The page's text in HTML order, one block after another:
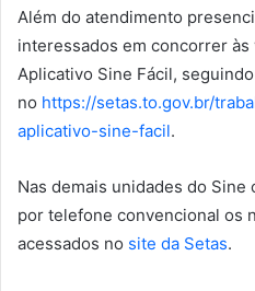
Além do atendimento
interessados em concorrer às
Aplicativo Sine Fácil,
no https://setas.to.gov.br/
aplicativo-sine-facil.
Nas demais unidades do
por telefone convencional os
acessados no site da Setas.